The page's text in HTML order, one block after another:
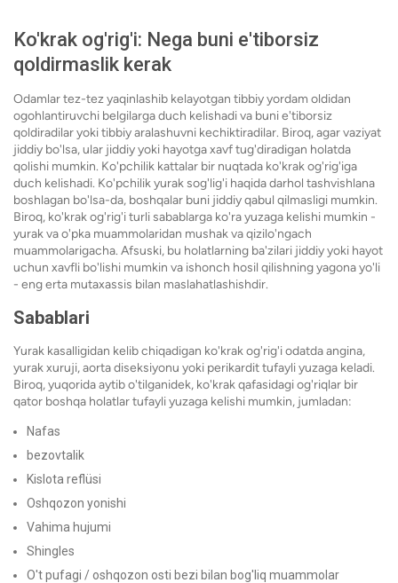
Ko'krak og'rig'i: Nega buni e'tiborsiz
qoldirmaslik kerak
Odamlar tez-tez yaqinlashib kelayotgan tibbiy yordam oldidan
ogohlantiruvchi belgilarga duch kelishadi va buni e'tiborsiz
qoldiradilar yoki tibbiy aralashuvni kechiktiradilar. Biroq, agar vaziyat
jiddiy bo'lsa, ular jiddiy yoki hayotga xavf tug'diradigan holatda
qolishi mumkin. Ko'pchilik kattalar bir nuqtada ko'krak og'rig'iga
duch kelishadi. Ko'pchilik yurak sog'lig'i haqida darhol tashvishlana
boshlagan bo'lsa-da, boshqalar buni jiddiy qabul qilmasligi mumkin.
Biroq, ko'krak og'rig'i turli sabablarga ko'ra yuzaga kelishi mumkin -
yurak va o'pka muammolaridan mushak va qizilo'ngach
muammolarigacha. Afsuski, bu holatlarning ba'zilari jiddiy yoki hayot
uchun xavfli bo'lishi mumkin va ishonch hosil qilishning yagona yo'li
- eng erta mutaxassis bilan maslahatlashishdir.
Sabablari
Yurak kasalligidan kelib chiqadigan ko'krak og'rig'i odatda angina,
yurak xuruji, aorta diseksiyonu yoki perikardit tufayli yuzaga keladi.
Biroq, yuqorida aytib o'tilganidek, ko'krak qafasidagi og'riqlar bir
qator boshqa holatlar tufayli yuzaga kelishi mumkin, jumladan:
Nafas
bezovtalik
Kislota reflüsi
Oshqozon yonishi
Vahima hujumi
Shingles
O't pufagi / oshqozon osti bezi bilan bog'liq muammolar